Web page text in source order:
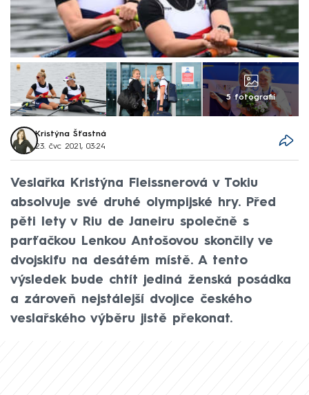
5 fotografií
Kristýna Šťastná
23. čvc 2021, 03:24
Veslařka Kristýna Fleissnerová v Tokiu
absolvuje své druhé olympijské hry. Před
pěti lety v Riu de Janeiru společně s
parťačkou Lenkou Antošovou skončily ve
dvojskifu na desátém místě. A tento
výsledek bude chtít jediná ženská posádka
a zároveň nejstálejší dvojice českého
veslařského výběru jistě překonat.